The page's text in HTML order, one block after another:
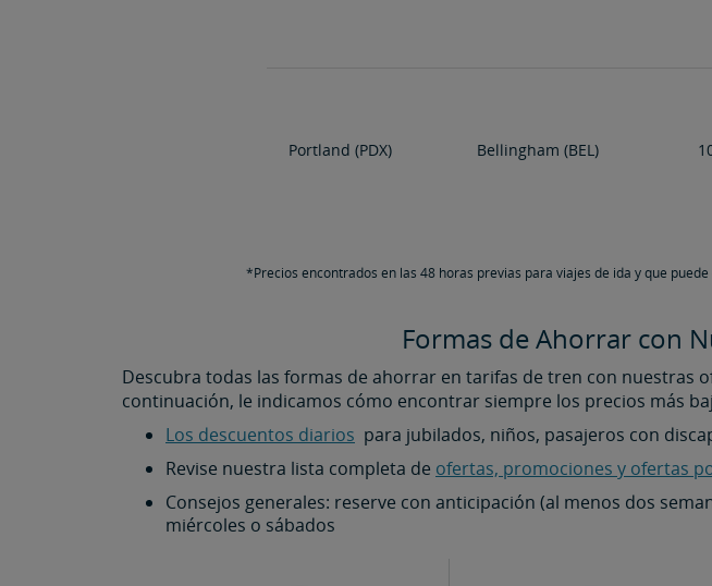
Portland (PDX) Bellingham (BEL)
*Precios encontrados en las 48 horas previas para viajes de ida y que
Formas de Ahorrar con
Descubra todas las formas de ahorrar en tarifas de tren con nuestras
continuación, le indicamos cómo encontrar siempre los precios más
Los descuentos diarios para jubilados, niños, pasajeros con
Revise nuestra lista completa de ofertas, promociones y ofertas
Consejos generales: reserve con anticipación (al menos dos
miércoles o sábados